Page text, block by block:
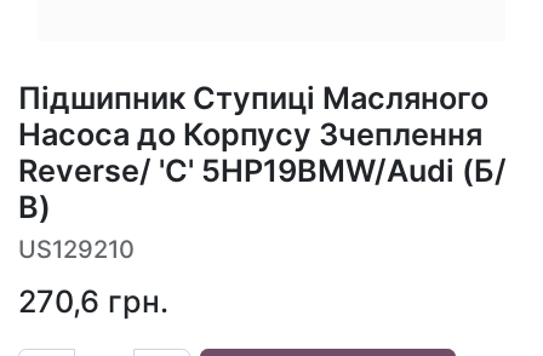
Підшипник Ступиці Масляного
Насоса до Корпусу Зчеплення
Reverse/ 'С' 5HP19BMW/Audi (Б/
В)
US129210
270,6 грн.